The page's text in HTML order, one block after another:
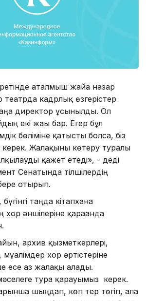
аталмыш жайға назар
театрда кадрлық өзгерістер
директор ұсынылды. Ол
екі жағы бар. Егер бұл
бөліміне қатысты болса, біз
керек. Жалақыны көтеру туралы
қажет етеді», - деді
Сенатында тілшілердің
отырып.
таңда кітапхана
хор әншілеріне қарағанда
архив қызметкерлері,
хор әртістеріне
есе аз жалақы алады.
тура қарауымыз керек.
шыңдап, көп тер төгіп, алға